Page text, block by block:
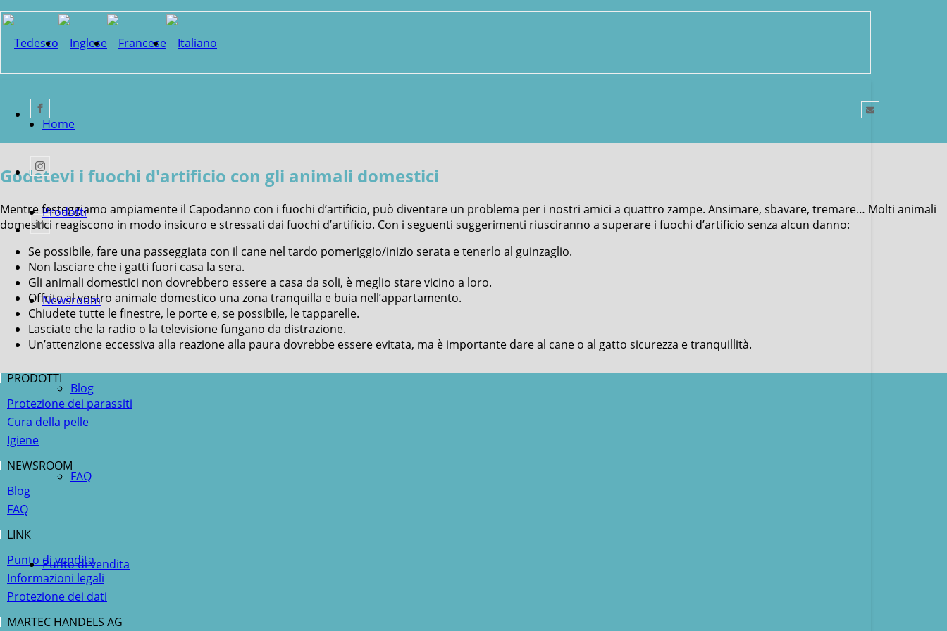
Home
Prodotti
Newsroom
Blog
FAQ
Punto di vendita
Godetevi i fuochi d'artificio con gli animali domestici
Mentre festeggiamo ampiamente il Capodanno con i fuochi d’artificio, può diventare un problema per i nostri amici a quattro zampe. Ansimare, sbavare, tremare… Molti animali
domestici reagiscono in modo insicuro e stressati dai fuochi d’artificio. Con i seguenti suggerimenti riusciranno a superare i fuochi d’artificio senza alcun danno:
Se possibile, fare una passeggiata con il cane nel tardo pomeriggio/inizio serata e tenerlo al guinzaglio.
Non lasciare che i gatti fuori casa la sera.
Gli animali domestici non dovrebbero essere a casa da soli, è meglio stare vicino a loro.
Offrite al vostro animale domestico una zona tranquilla e buia nell’appartamento.
Chiudete tutte le finestre, le porte e, se possibile, le tapparelle.
Lasciate che la radio o la televisione fungano da distrazione.
Un’attenzione eccessiva alla reazione alla paura dovrebbe essere evitata, ma è importante dare al cane o al gatto sicurezza e tranquillità.
PRODOTTI
Protezione dei parassiti
Cura della pelle
Igiene
NEWSROOM
Blog
FAQ
LINK
Punto di vendita
Informazioni legali
Protezione dei dati
MARTEC HANDELS AG